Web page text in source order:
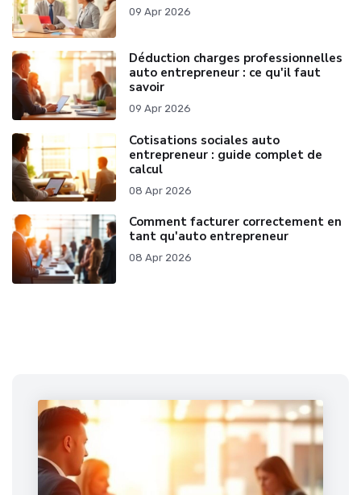
09 Apr 2026
Déduction charges professionnelles
auto entrepreneur : ce qu'il faut
savoir
09 Apr 2026
Cotisations sociales auto
entrepreneur : guide complet de
calcul
08 Apr 2026
Comment facturer correctement en
tant qu'auto entrepreneur
08 Apr 2026